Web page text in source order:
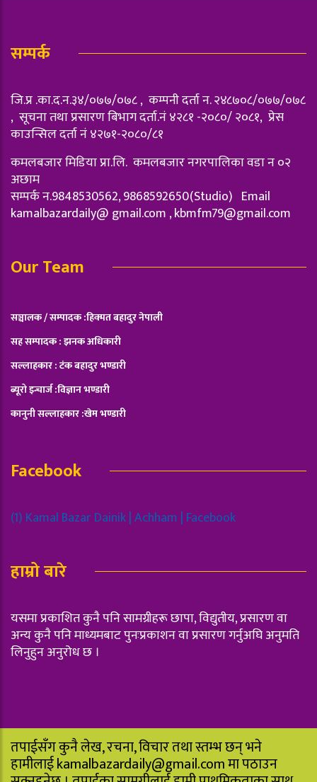
सम्पर्क
जि.प्र .का.द.न.३४/०७७/०७८ , कम्पनी दर्ता न‌. २४८७०८/०७७/०७८
, सूचना तथा प्रसारण बिभाग दर्ता.नं ४२८१ -२०८०/ २०८१, प्रेस
काउन्सिल दर्ता नं ४२७१-२०८०/८१
कमलबजार मिडिया प्रा.लि. कमलबजार नगरपालिका वडा न‌ ०२
अछाम
सम्पर्क न.9848530562, 9868592650(Studio) Email
kamalbazardaily@ gmail.com ,kbmfm79@gmail.com
Our Team
सञ्चालक / सम्पादक :हिक्मत बहादुर नेपाली
सह सम्पादक : झनक अधिकारी
सल्लाहकार : टंक बहादुर भण्डारी
ब्यूरो इन्चार्ज :विज्ञान भण्डारी
कानुनी सल्लाहकार :खेम भण्डारी
Facebook
(1) Kamal Bazar Dainik | Achham | Facebook
हाम्रो बारे
यसमा प्रकाशित कुनै पनि सामग्रीहरू छापा, विद्युतीय, प्रसारण वा
अन्य कुनै पनि माध्यमबाट पुनःप्रकाशन वा प्रसारण गर्नुअघि अनुमति
लिनुहुन अनुरोध छ ।
तपाईसँग कुनै लेख, रचना, विचार तथा स्तम्भ छन् भने
हामीलाईkamalbazardaily@gmail.comमा पठाउन